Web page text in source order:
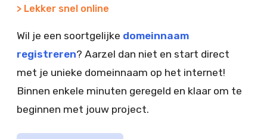
> Lekker snel online
Wil je een soortgelijke domeinnaam
registreren? Aarzel dan niet en start direct
met je unieke domeinnaam op het internet!
Binnen enkele minuten geregeld en klaar om te
beginnen met jouw project.